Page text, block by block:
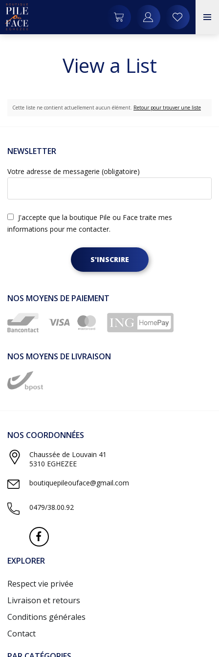
View a List
Cette liste ne contient actuellement aucun élément. Retour pour trouver une liste
NEWSLETTER
Votre adresse de messagerie (obligatoire)
J'accepte que la boutique Pile ou Face traite mes
informations pour me contacter.
S'INSCRIRE
NOS MOYENS DE PAIEMENT
NOS MOYENS DE LIVRAISON
NOS COORDONNÉES
Chaussée de Louvain 41
5310 EGHEZEE
boutiquepileouface@gmail.com
0479/38.00.92
EXPLORER
Respect vie privée
Livraison et retours
Conditions générales
Contact